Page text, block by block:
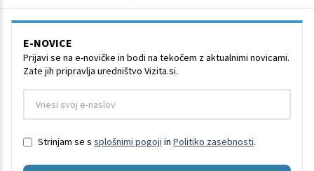
E-NOVICE
Prijavi se na e-novičke in bodi na tekočem z aktualnimi novicami.
Zate jih pripravlja uredništvo Vizita.si.
Strinjam se s splošnimi pogoji in Politiko zasebnosti.